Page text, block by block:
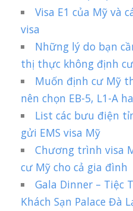
Visa E1 của Mỹ và
visa
Những lý do bạn
thị thực không định
Muốn định cư Mỹ
nên chọn EB-5, L1-A
List các bưu điện
gửi EMS visa Mỹ
Chương trình visa
cư Mỹ cho cả gia đình
Gala Dinner – Tiệc
Khách Sạn Palace Đà